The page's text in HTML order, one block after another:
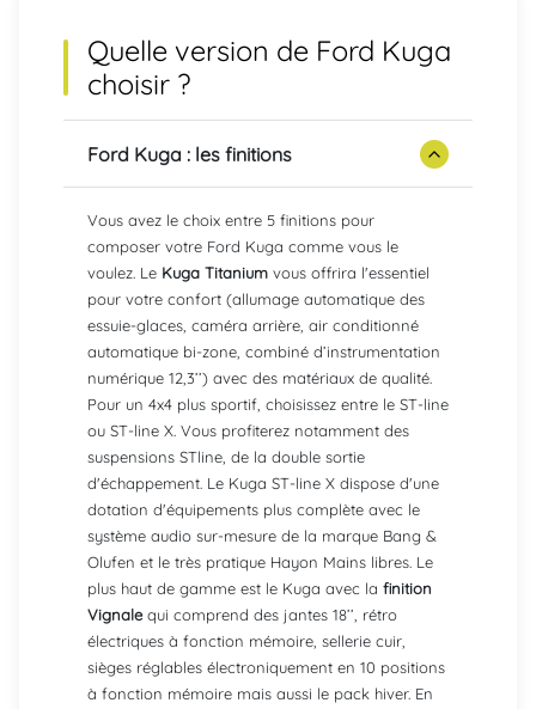
Quelle version de Ford Kuga
choisir ?
Ford Kuga : les finitions
Vous avez le choix entre 5 finitions pour
composer votre Ford Kuga comme vous le
voulez. Le Kuga Titanium vous offrira l'essentiel
pour votre confort (allumage automatique des
essuie-glaces, caméra arrière, air conditionné
automatique bi-zone, combiné d’instrumentation
numérique 12,3’’) avec des matériaux de qualité.
Pour un 4x4 plus sportif, choisissez entre le ST-line
ou ST-line X. Vous profiterez notamment des
suspensions STline, de la double sortie
d'échappement. Le Kuga ST-line X dispose d'une
dotation d'équipements plus complète avec le
système audio sur-mesure de la marque Bang &
Olufen et le très pratique Hayon Mains libres. Le
plus haut de gamme est le Kuga avec la finition
Vignalequi comprend des jantes 18’’, rétro
électriques à fonction mémoire, sellerie cuir,
sièges réglables électroniquement en 10 positions
à fonction mémoire mais aussi le pack hiver. En